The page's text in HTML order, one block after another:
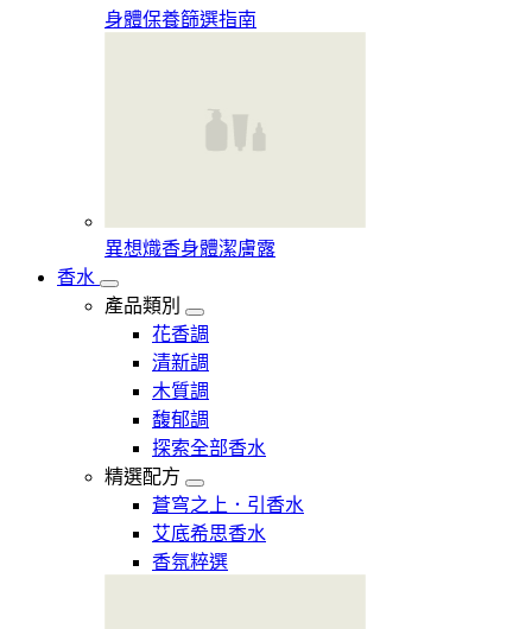
身體保養篩選指南
異想熾香身體潔膚露
香水
產品類別
花香調
清新調
木質調
馥郁調
探索全部香水
精選配方
蒼穹之上．引香水
艾底希思香水
香氛粹選